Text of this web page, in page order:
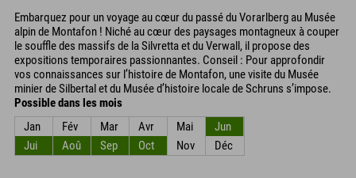
Embarquez pour un voyage au cœur du passé du Vorarlberg au Musée
alpin de Montafon ! Niché au cœur des paysages montagneux à couper
le souffle des massifs de la Silvretta et du Verwall, il propose des
expositions temporaires passionnantes. Conseil : Pour approfondir
vos connaissances sur l’histoire de Montafon, une visite du Musée
minier de Silbertal et du Musée d’histoire locale de Schruns s’impose.
Possible dans les mois
Jan
Fév Mar Avr Mai
Jun
Jui
Aoû Sep Oct Nov Déc